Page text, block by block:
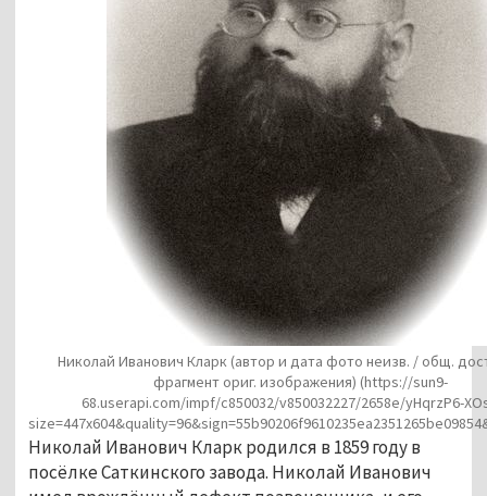
Николай Иванович Кларк (автор и дата фото неизв. / общ.
фрагмент ориг. изображения) (https://sun9-
68.userapi.com/impf/c850032/v850032227/2658e/yHqrzP6-
Николай Иванович Кларк родился в 1859 году в
посёлке Саткинского завода. Николай Иванович